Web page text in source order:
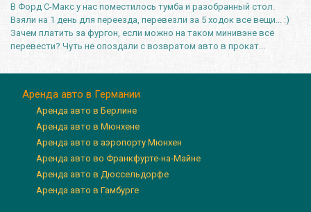
В Форд С-Макс у нас поместилось тумба и разобранный стол.
Взяли на 1 день для переезда, перевезли за 5 ходок все вещи... :)
Зачем платить за фургон, если можно на таком минивэне всё
перевести? Чуть не опоздали с возвратом авто в прокат...
Аренда авто в Германии
Аренда авто в Берлине
Аренда авто в Мюнхене
Аренда авто в аэропорту Мюнхен
Аренда авто во Франкфурте-на-Майне
Аренда авто в Дюссельдорфе
Аренда авто в Гамбурге